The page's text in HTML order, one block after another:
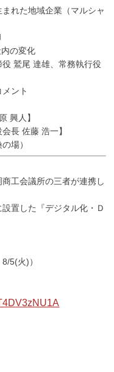
た地域企業（マルシャ
変化
達雄、常務執行役
ント
人】
佐藤 浩一】
場）
会議所の三者が連携し
した『デジタル化・Ｄ
5(火)）